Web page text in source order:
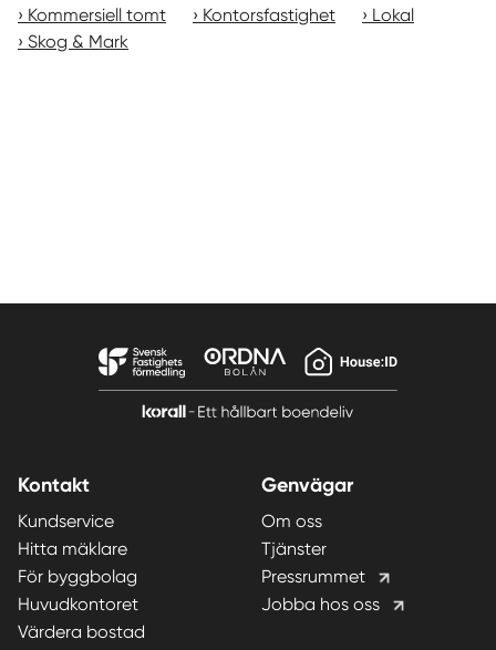
Kommersiell tomt
Kontorsfastighet
Lokal
Skog & Mark
Kontakt
Kundservice
Hitta mäklare
För byggbolag
Huvudkontoret
Värdera bostad
Genvägar
Om oss
Tjänster
Pressrummet
Jobba hos oss